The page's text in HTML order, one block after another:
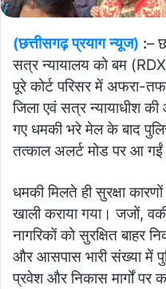
(छत्तीसगढ़ प्रयाग न्यूज) :–
सत्र न्यायालय को बम
पूरे कोर्ट परिसर में अफरा-
जिला एवं सत्र न्यायाधीश
गए धमकी भरे मेल के बाद
तत्काल अलर्ट मोड पर आ
धमकी मिलते ही सुरक्षा
खाली कराया गया। जजों,
नागरिकों को सुरक्षित बाहर
और आसपास भारी संख्या में
प्रवेश और निकास मार्गों पर